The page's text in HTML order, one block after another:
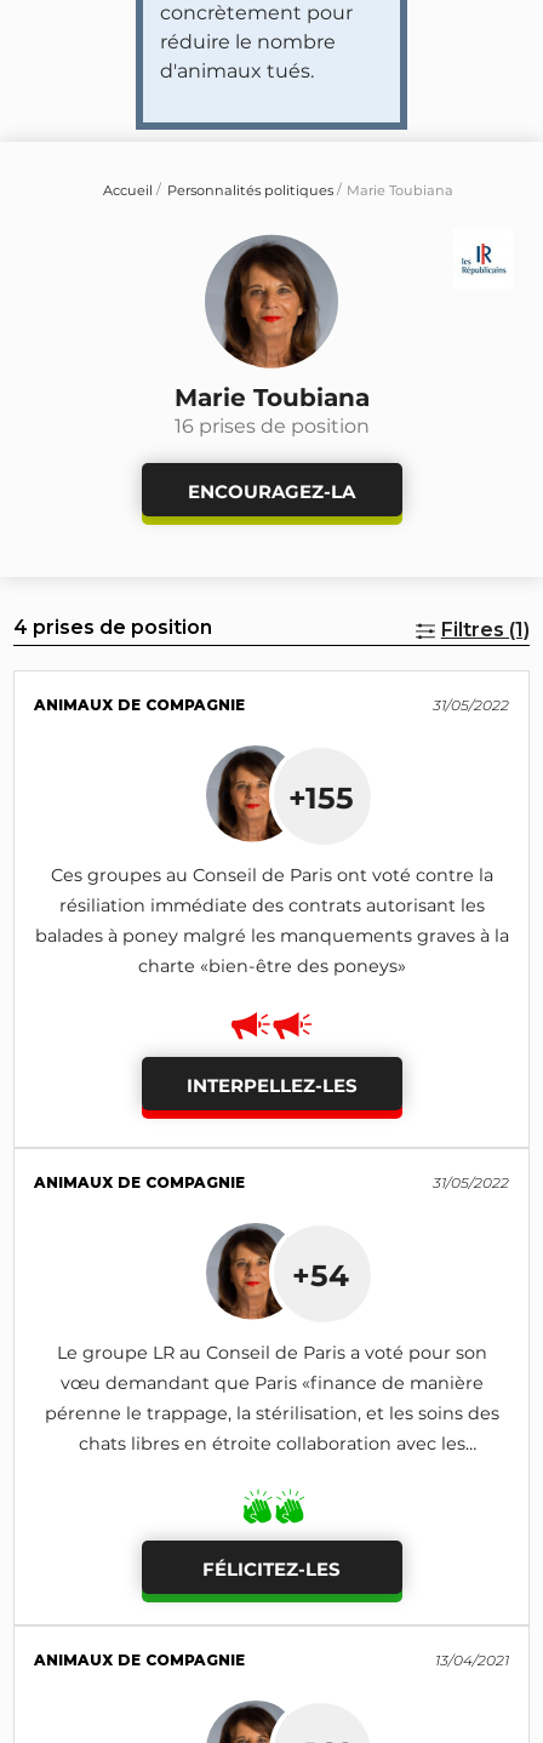
concrètement pour
réduire le nombre
d'animaux tués.
Accueil Personnalités politiques Marie Toubiana
Marie Toubiana
16 prises de position
ENCOURAGEZ-LA
4 prises de position Filtres (1)
ANIMAUX DE COMPAGNIE 31/05/2022
+155
Ces groupes au Conseil de Paris ont voté contre la
résiliation immédiate des contrats autorisant les
balades à poney malgré les manquements graves à la
charte «bien-être des poneys»
INTERPELLEZ-LES
ANIMAUX DE COMPAGNIE 31/05/2022
+54
Le groupe LR au Conseil de Paris a voté pour son
vœu demandant que Paris «finance de manière
pérenne le trappage, la stérilisation, et les soins des
chats libres en étroite collaboration avec les
FÉLICITEZ-LES
ANIMAUX DE COMPAGNIE 13/04/2021